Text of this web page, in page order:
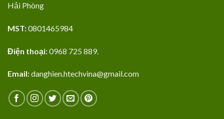
Hải Phòng
MST:0801465984
Điện thoại:0968 725 889.
Email:danghien.htechvina@gmail.com